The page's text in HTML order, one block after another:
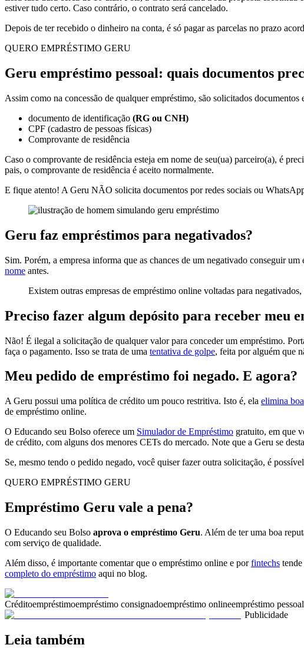
estiver tudo certo. Caso contrário, o contrato será cancelado.
Depois de ter recebido o dinheiro na conta, é só pagar as parcelas no prazo
QUERO EMPRÉSTIMO GERU
Geru empréstimo pessoal: quais documentos
Assim como na concessão de qualquer empréstimo, são solicitados
documento de identificação (RG ou CNH)
CPF (cadastro de pessoas físicas)
Comprovante de residência
Caso o comprovante de residência esteja em nome de seu(ua) parceiro(a), é
pais, o comprovante de residência é aceito normalmente.
E fique atento! A Geru NÃO solicita documentos por redes sociais ou
Geru faz empréstimos para negativados?
Sim. Porém, a empresa informa que as chances de um negativado conseguir
nome antes.
Existem outras empresas de empréstimo online voltadas para
Preciso fazer algum depósito para receber meu
Não! É ilegal a solicitação de qualquer valor para conceder um empréstimo.
faça o pagamento. Isso se trata de uma tentativa de golpe, feita por alguém que
Meu pedido de empréstimo foi negado. E agora?
A Geru possui uma política de crédito um pouco restritiva. Isto é, ela elimina
de empréstimo online.
O Educando seu Bolso oferece um Simulador de Empréstimo gratuito, em que
de crédito, com alguns dos menores CETs do mercado. Note que a Geru se
Se, mesmo tendo o pedido negado, você quiser fazer outra solicitação, é
QUERO EMPRÉSTIMO GERU
Empréstimo Geru vale a pena?
O Educando seu Bolso aprova o empréstimo Geru. Além de ter uma boa
com serviço de qualidade.
Além disso, é importante comentar que o empréstimo online e porfintechs
completo do empréstimo aqui no blog.
Créditoempréstimoempréstimo consignadoempréstimo onlineempréstimo pessoal
Publicidade
Leia também